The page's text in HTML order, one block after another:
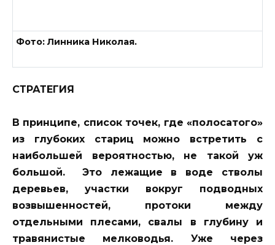
Фото: Линника Николая.
СТРАТЕГИЯ
В принципе, список точек, где «полосатого»
из глубоких стариц можно встретить с
наибольшей вероятностью, не такой уж
большой. Это лежащие в воде стволы
деревьев, участки вокруг подводных
возвышенностей, протоки между
отдельными плесами, свалы в глубину и
травянистые мелководья. Уже через